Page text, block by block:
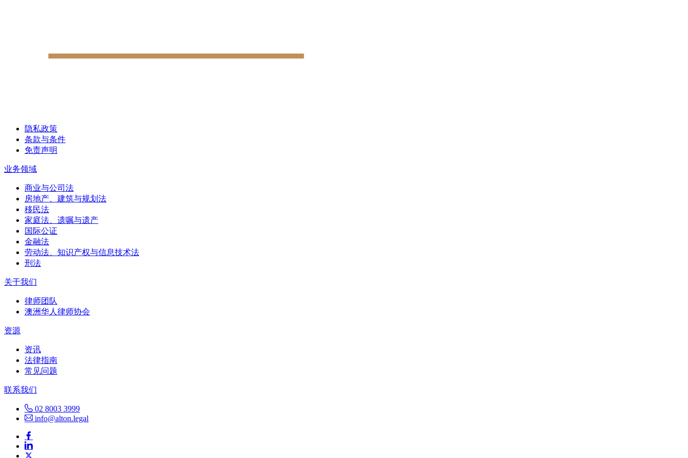
隐私政策
条款与条件
免责声明
业务领域
商业与公司法
房地产、建筑与规划法
移民法
家庭法、遗嘱与遗产
国际公证
金融法
劳动法、知识产权与信息技术法
刑法
关于我们
律师团队
澳洲华人律师协会
资源
资讯
法律指南
常见问题
联系我们
02 8003 3999
info@alton.legal